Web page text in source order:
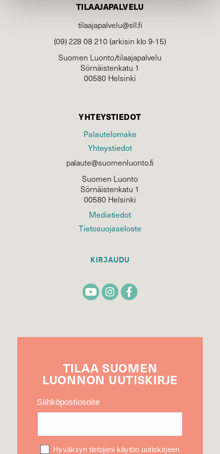
TILAAJAPALVELU
tilaajapalvelu@sll.fi
(09) 228 08 210 (arkisin klo 9-15)
Suomen Luonto/tilaajapalvelu
Sörnäistenkatu 1
00580 Helsinki
YHTEYSTIEDOT
Palautelomake
Yhteystiedot
palaute@suomenluonto.fi
Suomen Luonto
Sörnäistenkatu 1
00580 Helsinki
Mediatiedot
Tietosuojaseloste
KIRJAUDU
TILAA SUOMEN
LUONNON UUTIS­KIRJE
Sähköpostiosoite
Hyväksyn tietojeni käytön uutiskirjeen